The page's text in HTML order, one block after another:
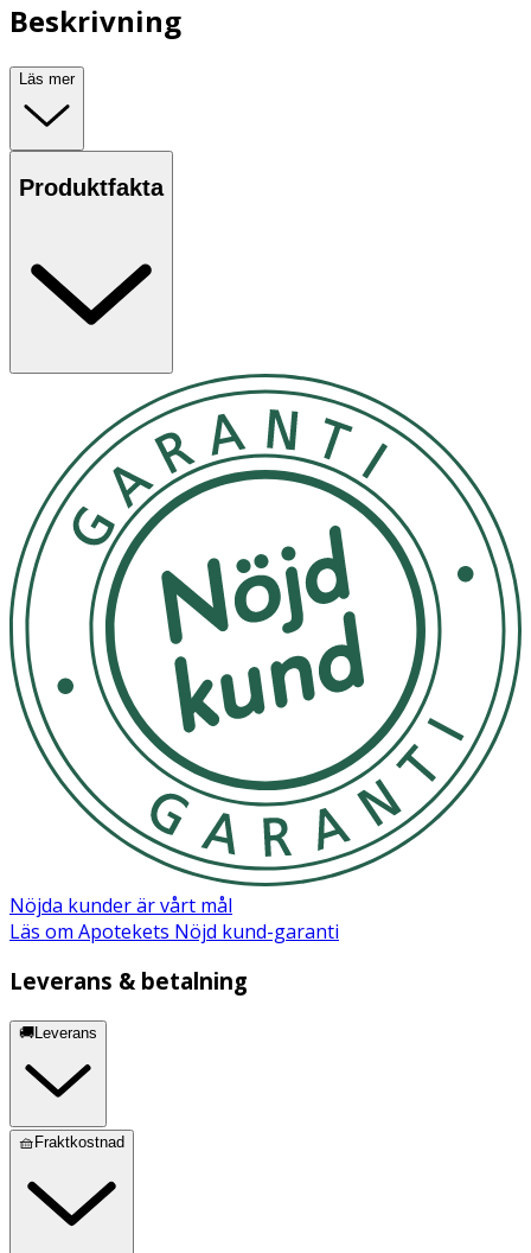
Beskrivning
Läs mer
Produktfakta
Nöjda kunder är vårt mål
Läs om Apotekets Nöjd kund-garanti
Leverans & betalning
🚚Leverans
🧺Fraktkostnad